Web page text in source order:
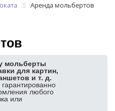
Аренда мольбертов
мольберты
для картин,
и т. д.
любого
или